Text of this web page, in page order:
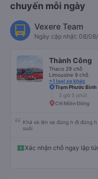
chuyến mỗi ngày
Vexere Team
Ngày cập nhật: 08/
Thành Công
Thaco 29 chỗ
Limousine 9 chỗ
+1 loại xe khác
Trạm Phước Bình
3 giờ 5 phút
CN Miền Đông
Khá ok lên xe đúng h đi đúng
suôi
Xác nhận chỗ ngay lập